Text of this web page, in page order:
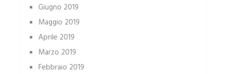
Giugno 2019
Maggio 2019
Aprile 2019
Marzo 2019
Febbraio 2019